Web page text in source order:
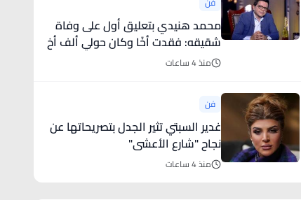
محمد هنيدي بتعليق أول على وفاة
شقيقه: فقدت أخًا وكان حولي ألف أخ
منذ 4 ساعات
فن
غدير السبتي تثير الجدل بتصريحاتها عن
نجاح "شارع الأعشى"
منذ 4 ساعات